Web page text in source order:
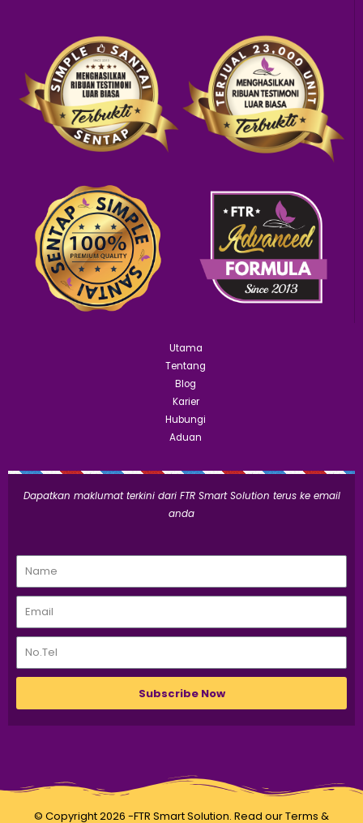
Utama
Tentang
Blog
Karier
Hubungi
Aduan
Dapatkan maklumat terkini dari FTR Smart Solution terus ke email
anda
Subscribe Now
© Copyright 2026 -FTR Smart Solution. Read ourTerms &